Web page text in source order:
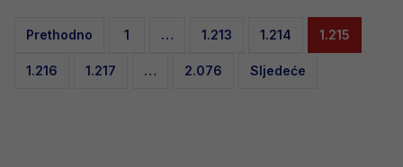
Posts
pagination
Prethodno 1 … 1.213 1.214 1.215
1.216 1.217 … 2.076 Sljedeće